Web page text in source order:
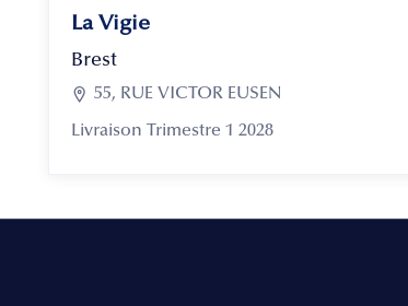
La Vigie
Brest
 55, RUE VICTOR EUSEN
Livraison Trimestre 1 2028